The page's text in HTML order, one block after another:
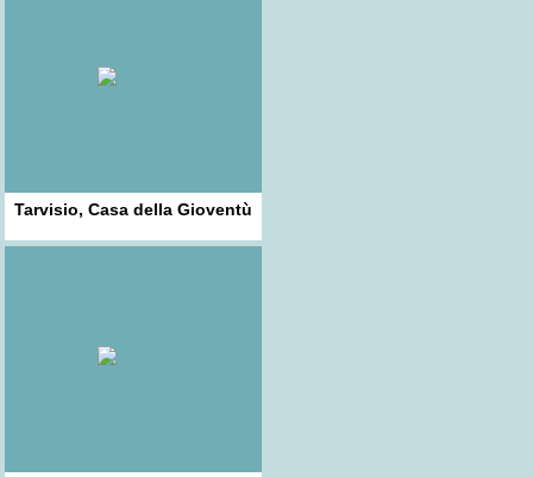
Tarvisio, Casa della Gioventù